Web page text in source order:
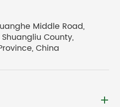
Middle Road,
County,
China